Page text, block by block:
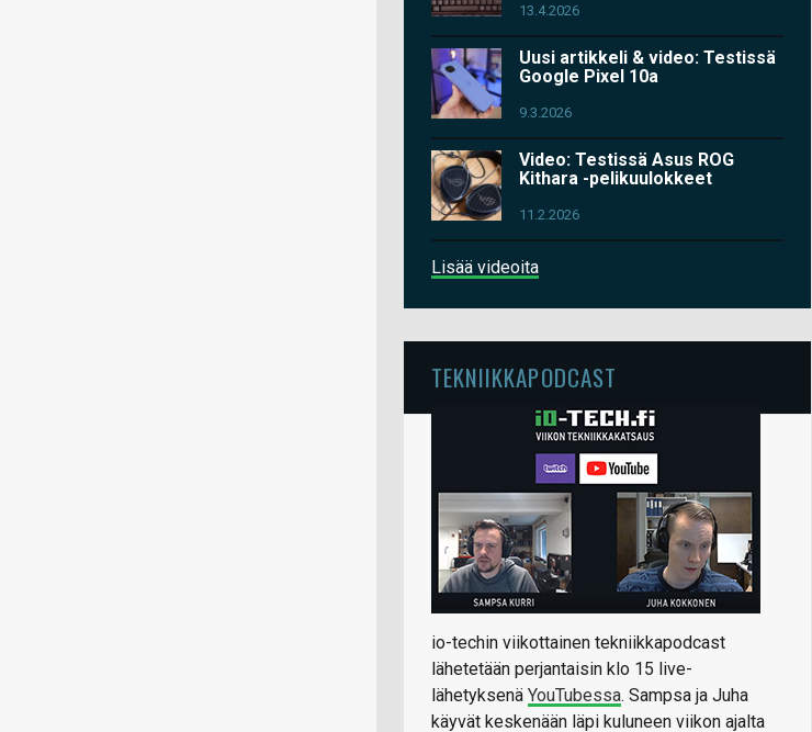
13.4.2026
Uusi artikkeli & video: Testissä
Google Pixel 10a
9.3.2026
Video: Testissä Asus ROG
Kithara -pelikuulokkeet
11.2.2026
Lisää videoita
TEKNIIKKAPODCAST
io-techin viikottainen tekniikkapodcast
lähetetään perjantaisin klo 15 live-
lähetyksenä YouTubessa. Sampsa ja Juha
käyvät keskenään läpi kuluneen viikon ajalta